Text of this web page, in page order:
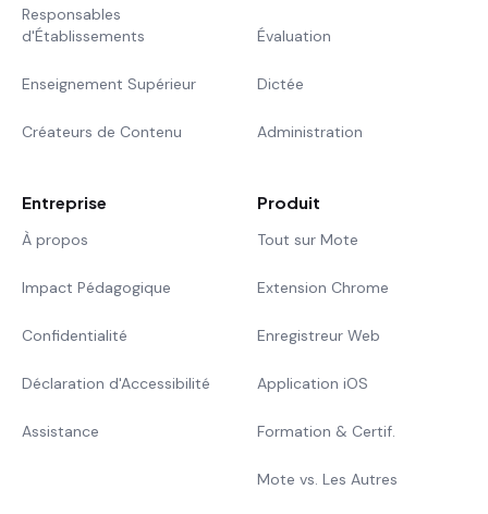
Responsables
d'Établissements
Enseignement Supérieur
Créateurs de Contenu
Évaluation
Dictée
Administration
Entreprise
À propos
Impact Pédagogique
Confidentialité
Déclaration d'Accessibilité
Assistance
Produit
Tout sur Mote
Extension Chrome
Enregistreur Web
Application iOS
Formation & Certif.
Mote vs. Les Autres